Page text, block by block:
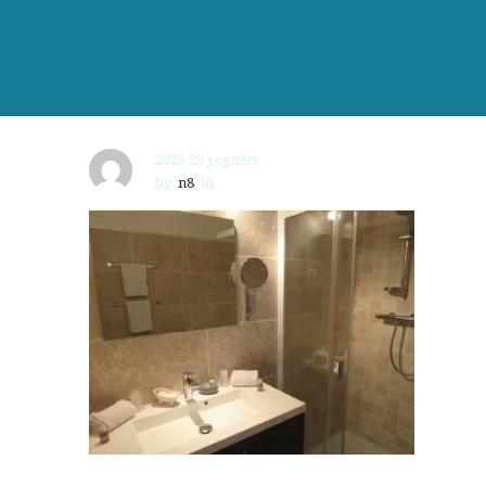
2025 29 gegužės
by n8 in